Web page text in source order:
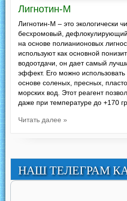
Лигнотин-М
Лигнотин-М – это экологически
бесхромовый, дефлокулирующий
на основе полианионовых
используют как основной
водоотдачи, он дает самый
эффект. Его можно
основе соленых, пресных,
морских вод. Этот реагент
даже при температуре до +170
Читать далее »
НАШ ТЕЛЕГРАМ